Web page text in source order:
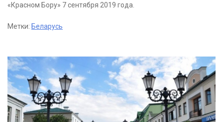
«Красном Бору» 7 сентября 2019 года.
Метки: Беларусь